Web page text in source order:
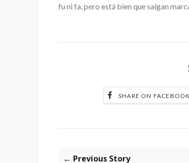
fu ni fa, pero está bien que salgan
SHARE ON FACEBOOK
← Previous Story